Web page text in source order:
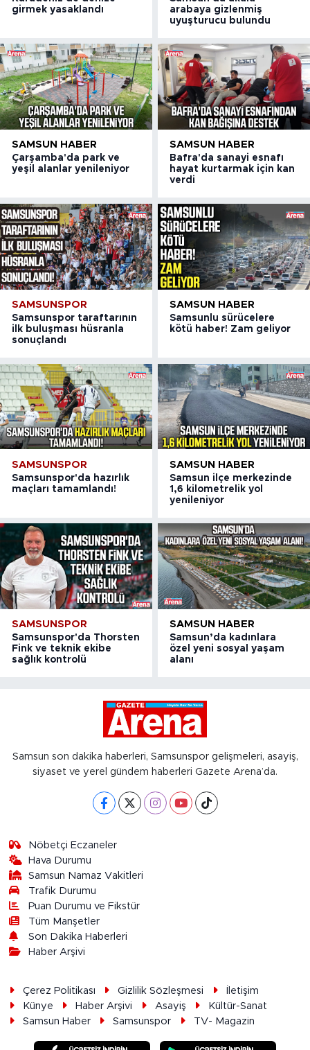
girmek yasaklandı
arabaya gizlenmiş
uyuşturucu bulundu
SAMSUN HABER
Çarşamba'da park ve
yeşil alanlar yenileniyor
SAMSUN HABER
Bafra'da sanayi esnafı
hayat kurtarmak için kan
verdi
SAMSUNSPOR
Samsunspor taraftarının
ilk buluşması hüsranla
sonuçlandı
SAMSUN HABER
Samsunlu sürücelere
kötü haber! Zam geliyor
SAMSUNSPOR
Samsunspor'da hazırlık
maçları tamamlandı!
SAMSUN HABER
Samsun ilçe merkezinde
1,6 kilometrelik yol
yenileniyor
SAMSUNSPOR
Samsunspor'da Thorsten
Fink ve teknik ekibe
sağlık kontrolü
SAMSUN HABER
Samsun’da kadınlara
özel yeni sosyal yaşam
alanı
Samsun son dakika haberleri, Samsunspor gelişmeleri, asayiş,
siyaset ve yerel gündem haberleri Gazete Arena’da.
Nöbetçi Eczaneler
Hava Durumu
Samsun Namaz Vakitleri
Trafik Durumu
Puan Durumu ve Fikstür
Tüm Manşetler
Son Dakika Haberleri
Haber Arşivi
Çerez Politikası Gizlilik Sözleşmesi
İletişim
Künye
Haber Arşivi Asayiş
Kültür-Sanat
Samsun Haber
Samsunspor TV- Magazin